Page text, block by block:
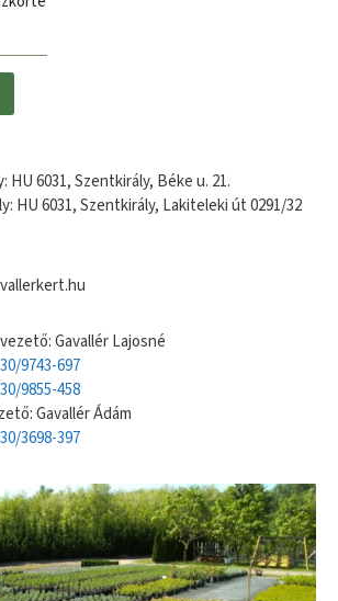
HU 6031, Szentkirály, Béke u. 21.
HU 6031, Szentkirály, Lakiteleki út 0291/32
Gavallér Lajosné
9743-697
9855-458
Gavallér Ádám
3698-397